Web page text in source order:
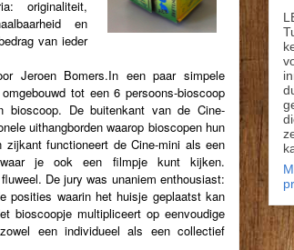
originaliteit,
en
van ieder
Jeroen Bomers.In een paar simpele
tot een 6 persoons-bioscoop
bioscoop. De buitenkant van de Cine-
uithangborden waarop bioscopen hun
zijkant functioneert de Cine-mini als een
je ook een filmpje kunt kijken.
. De jury was unaniem enthousiast:
posities waarin het huisje geplaatst kan
bioscoopje multipliceert op eenvoudige
een individueel als een collectief